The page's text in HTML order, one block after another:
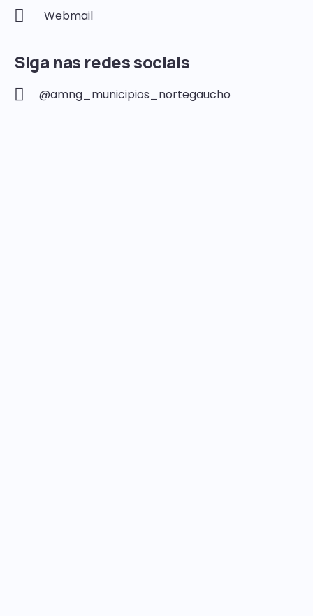
Webmail
Siga nas redes sociais
@amng_municipios_nortegaucho